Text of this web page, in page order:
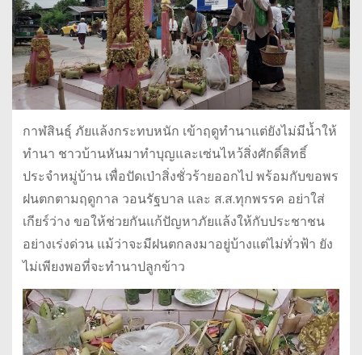
กาฬสินธุ์ ภัยแล้งกระทบหนัก เข้าฤดูทำนาแต่ยังไม่มีน้ำให้
ทำนา ชาวบ้านหันมาทำบุญและเซ่นไหว้สิ่งศักดิ์สิทธิ์
ประจำหมู่บ้าน เพื่อปัดเป่าสิ่งชั่วร้ายออกไป พร้อมกับขอพร
ฝนตกตามฤดูกาล วอนรัฐบาล และ ส.ส.ทุกพรรค อย่าใส่
เกียร์ว่าง ขอให้ช่วยกันแก้ปัญหาภัยแล้งให้กับประชาชน
อย่างเร่งด่วน แม้ว่าจะมีฝนตกลงมาอยู่บ้างแต่ไม่ทั่วฟ้า ยัง
ไม่เพียงพอที่จะทำนาปลูกข้าว